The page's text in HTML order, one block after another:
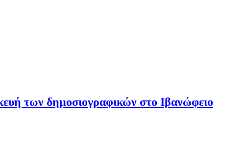
των δημοσιογραφικών στο Ιβανώφειο